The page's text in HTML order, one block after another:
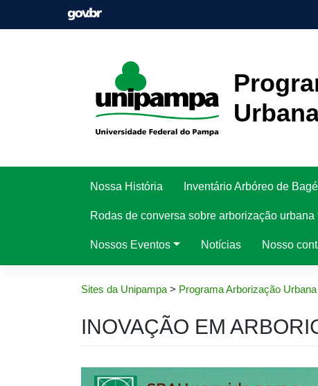
Nossa História Inventário Arbóreo de Bagé
Rodas de conversa sobre arborização urbana
Nossos Eventos Notícias Nosso
Sites da Unipampa> Programa Arborização Urbana
INOVAÇÃO EM